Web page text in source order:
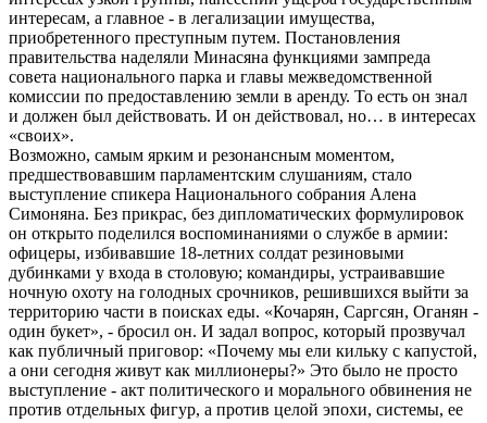
интересам, а главное - в легализации имущества,
приобретенного преступным путем. Постановления
правительства наделяли Минасяна функциями зампреда
совета национального парка и главы межведомственной
комиссии по предоставлению земли в аренду. То есть он знал
и должен был действовать. И он действовал, но… в интересах
«своих».
Возможно, самым ярким и резонансным моментом,
предшествовавшим парламентским слушаниям, стало
выступление спикера Национального собрания Алена
Симоняна. Без прикрас, без дипломатических формулировок
он открыто поделился воспоминаниями о службе в армии:
офицеры, избивавшие 18-летних солдат резиновыми
дубинками у входа в столовую; командиры, устраивавшие
ночную охоту на голодных срочников, решившихся выйти за
территорию части в поисках еды. «Кочарян, Саргсян, Оганян -
один букет», - бросил он. И задал вопрос, который прозвучал
как публичный приговор: «Почему мы ели кильку с капустой,
а они сегодня живут как миллионеры?» Это было не просто
выступление - акт политического и морального обвинения не
против отдельных фигур, а против целой эпохи, системы, ее